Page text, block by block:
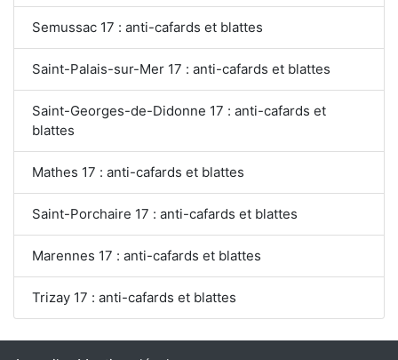
Semussac 17 : anti-cafards et blattes
Saint-Palais-sur-Mer 17 : anti-cafards et blattes
Saint-Georges-de-Didonne 17 : anti-cafards et
blattes
Mathes 17 : anti-cafards et blattes
Saint-Porchaire 17 : anti-cafards et blattes
Marennes 17 : anti-cafards et blattes
Trizay 17 : anti-cafards et blattes